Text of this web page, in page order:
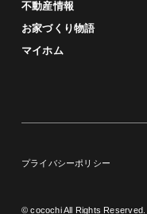
不動産情報
お家づくり物語
マイホム
プライバシーポリシー
© cocochi All Rights Reserved.